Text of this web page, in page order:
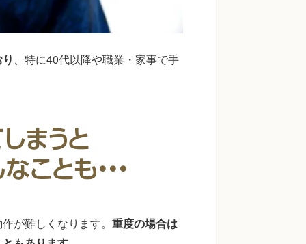
、特に40代以降や職業・家事で手
が難しくなります。 重度の場合は